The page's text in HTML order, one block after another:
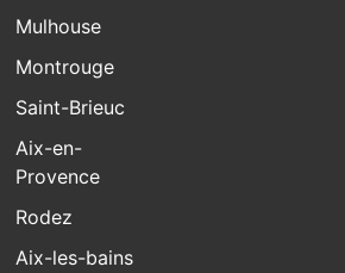
Mulhouse
Montrouge
Saint-Brieuc
Aix-en-
Provence
Rodez
Aix-les-bains